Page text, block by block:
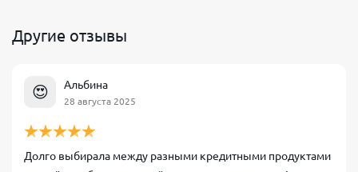
Другие отзывы
😍 Альбина
28 августа 2025
Долго выбирала между разными кредитными продуктами